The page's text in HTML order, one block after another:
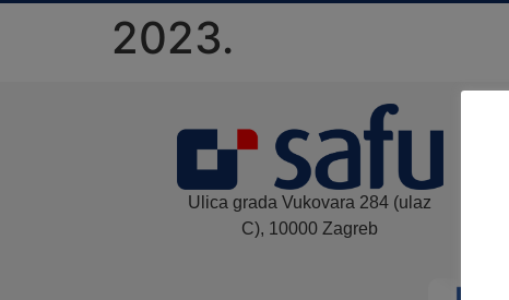
2023.
Ulica grada Vukovara 284 (ulaz
C), 10000 Zagreb